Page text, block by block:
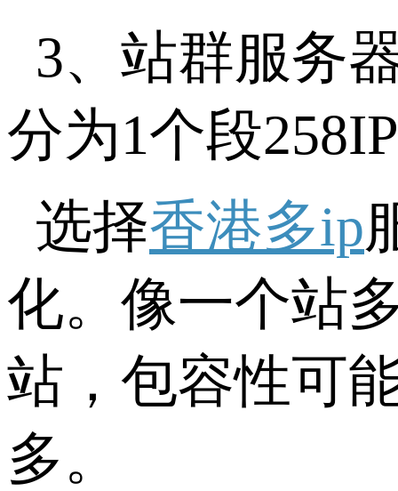
3、站群服务
分为1个段
选择香港多ip
化。像一个站
站，包容性可
多。